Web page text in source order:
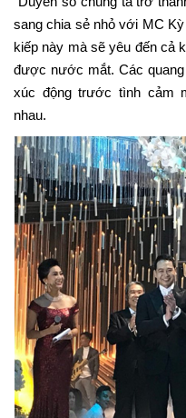
sang chia sẻ nhỏ với MC
kiếp này mà sẽ yêu đến cả
được nước mắt. Các
xúc động trước tình cảm
nhau.